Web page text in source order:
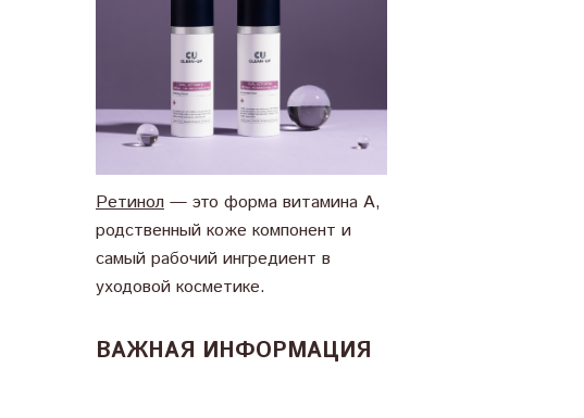
Ретинол — это форма витамина А,
родственный коже компонент и
самый рабочий ингредиент в
уходовой косметике.
ВАЖНАЯ ИНФОРМАЦИЯ